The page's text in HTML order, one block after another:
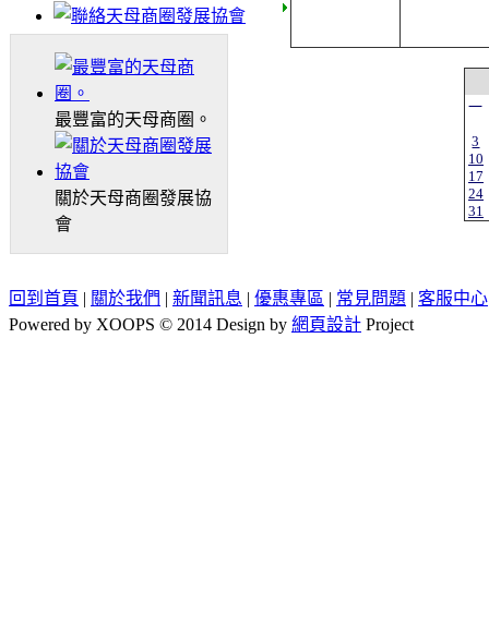
最豐富的天母商圈。
關於天母商圈發展協
會
一
3
10
17
24
31
回到首頁 | 關於我們 | 新聞訊息 | 優惠專區 | 常見問題 | 客服中心
Powered by XOOPS © 2014 Design by 網頁設計 Project